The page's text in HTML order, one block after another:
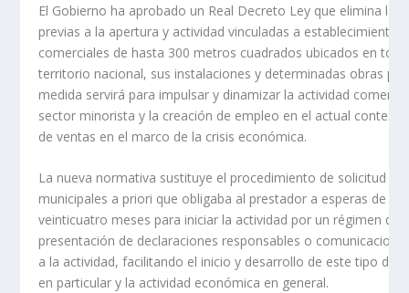
El Gobierno ha aprobado un Real Decreto Ley que elimina las
previas a la apertura y actividad vinculadas a establecimientos
comerciales de hasta 300 metros cuadrados ubicados en
territorio nacional, sus instalaciones y determinadas obras
medida servirá para impulsar y dinamizar la actividad
sector minorista y la creación de empleo en el actual
de ventas en el marco de la crisis económica.
La nueva normativa sustituye el procedimiento de solicitud de
municipales a priori que obligaba al prestador a esperas de
veinticuatro meses para iniciar la actividad por un régimen de
presentación de declaraciones responsables o
a la actividad, facilitando el inicio y desarrollo de este tipo de
en particular y la actividad económica en general.